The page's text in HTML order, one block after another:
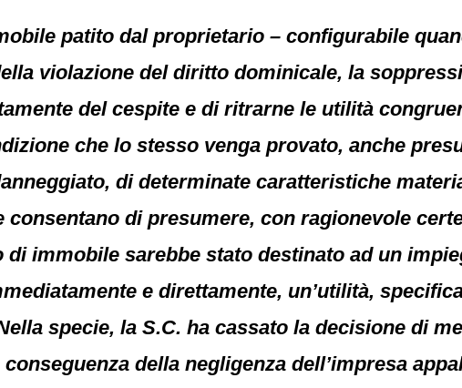
patito dal proprietario – configurabile
violazione del diritto dominicale, la
del cespite e di ritrarne le utilità
che lo stesso venga provato, anche
di determinate caratteristiche
di presumere, con ragionevole
di immobile sarebbe stato destinato ad un
e direttamente, un’utilità,
specie, la S.C. ha cassato la decisione di
della negligenza dell’impresa